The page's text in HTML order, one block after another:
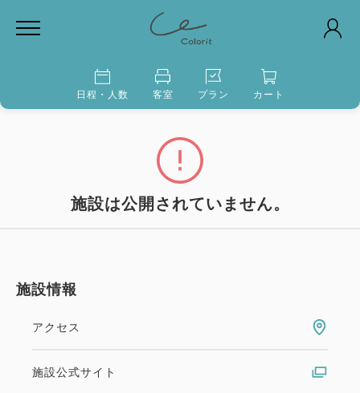
日程・人数 客室 プラン カート
施設は公開されていません。
施設情報
アクセス
施設公式サイト